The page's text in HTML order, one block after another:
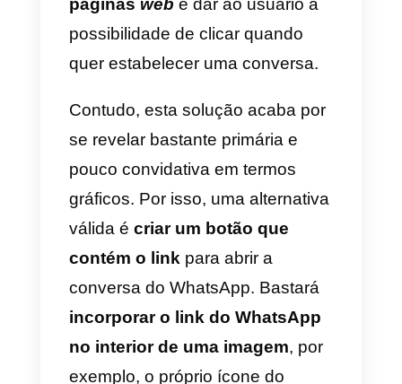
Para além disso, na sua versão
Premium, o site da WA.link
estatísticas de cada link criado
plataforma.
WhatsHash, que propõe uma
solução imediata para gerar o
para o WhatsApp, existindo
também aqui a possibilidade de